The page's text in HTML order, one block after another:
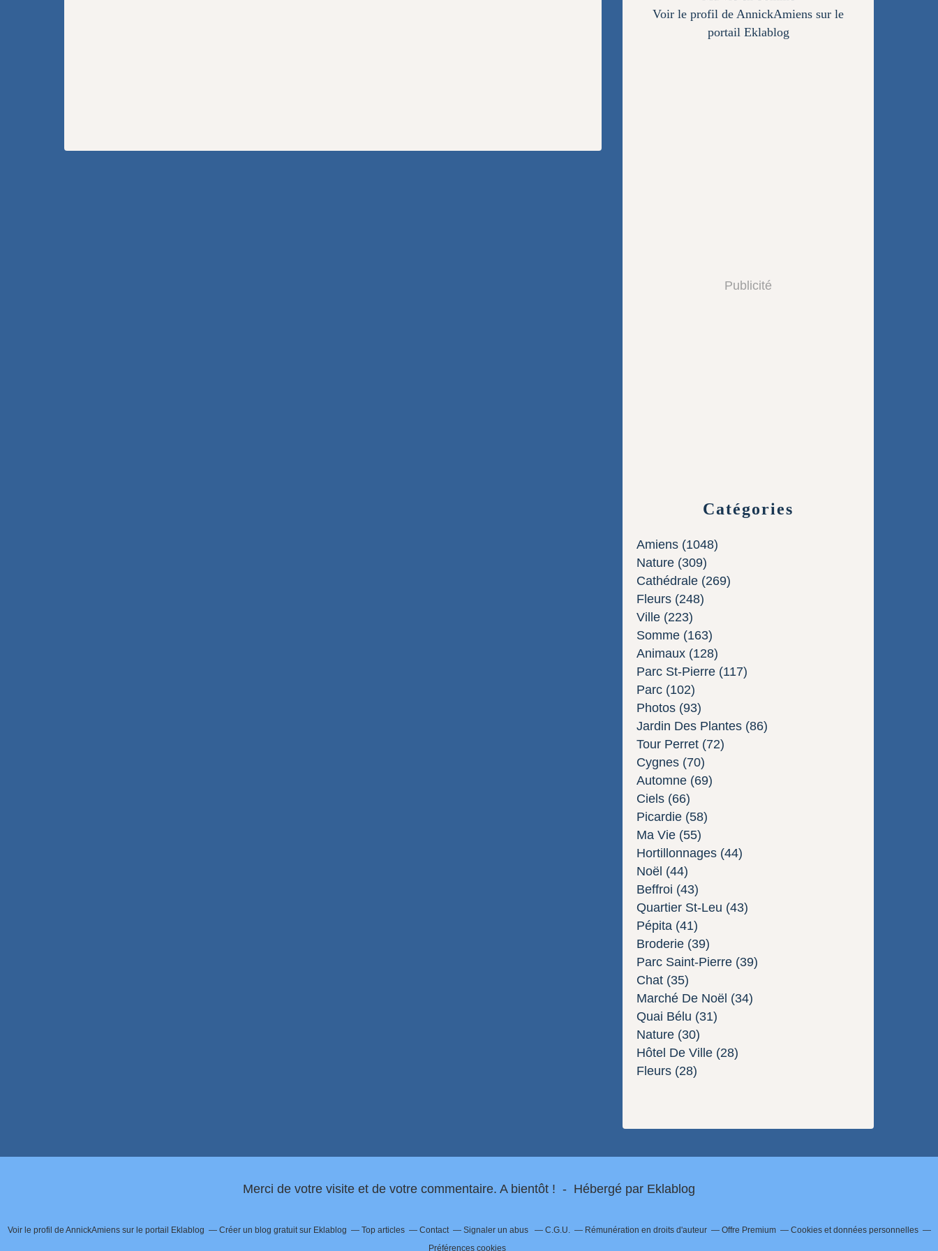
Catégories
Amiens (1048)
Nature (309)
Cathédrale (269)
Fleurs (248)
Ville (223)
Somme (163)
Animaux (128)
Parc St-Pierre (117)
Parc (102)
Photos (93)
Jardin Des Plantes (86)
Tour Perret (72)
Cygnes (70)
Automne (69)
Ciels (66)
Picardie (58)
Ma Vie (55)
Hortillonnages (44)
Noël (44)
Beffroi (43)
Quartier St-Leu (43)
Pépita (41)
Broderie (39)
Parc Saint-Pierre (39)
Chat (35)
Marché De Noël (34)
Quai Bélu (31)
Nature (30)
Hôtel De Ville (28)
Fleurs (28)
Voir le profil de AnnickAmiens sur le
portail Eklablog
Publicité
Merci de votre visite et de votre commentaire. A bientôt ! - Hébergé par Eklablog
Voir le profil de AnnickAmienssur le portail Eklablog Créer un blog gratuit sur Eklablog Top articles Contact Signaler un abus C.G.U. Rémunération en droits d'auteur Offre Premium
Cookies et données personnelles
Préférences cookies